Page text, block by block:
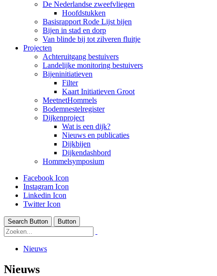
De Nederlandse zweefvliegen
Hoofdstukken
Basisrapport Rode Lijst bijen
Bijen in stad en dorp
Van blinde bij tot zilveren fluitje
Projecten
Achteruitgang bestuivers
Landelijke monitoring bestuivers
Bijeninitiatieven
Filter
Kaart Initiatieven Groot
MeetnetHommels
Bodemnestelregister
Dijkenproject
Wat is een dijk?
Nieuws en publicaties
Dijkbijen
Dijkendashbord
Hommelsymposium
Facebook Icon
Instagram Icon
Linkedin Icon
Twitter Icon
Search Button Button
Nieuws
Nieuws